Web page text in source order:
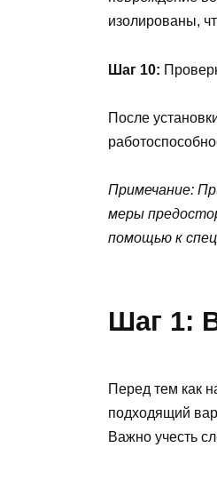
изолированы,
Шаг 10:
После
Примечание:
меры
помощью к
Шаг 1:
Перед тем как
подходящий
Важно учесть